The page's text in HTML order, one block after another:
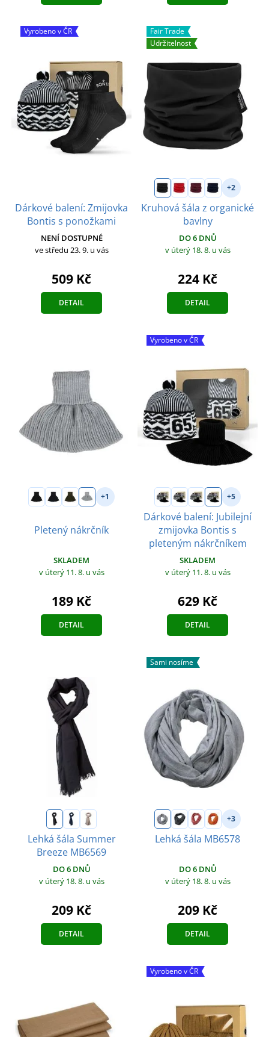
Vyrobeno v ČR
Dárkové balení: Zmijovka
Bontis s ponožkami
NENÍ DOSTUPNÉ
ve středu 23. 9. u vás
509 Kč
DETAIL
Fair Trade
Udržitelnost
+2
Kruhová šála z organické
bavlny
DO 6 DNŮ
v úterý 18. 8. u vás
224 Kč
DETAIL
+1
Pletený nákrčník
SKLADEM
v úterý 11. 8. u vás
189 Kč
DETAIL
Vyrobeno v ČR
+5
Dárkové balení: Jubilejní
zmijovka Bontis s
pleteným nákrčníkem
SKLADEM
v úterý 11. 8. u vás
629 Kč
DETAIL
Lehká šála Summer
Breeze MB6569
DO 6 DNŮ
v úterý 18. 8. u vás
209 Kč
DETAIL
Sami nosíme
+3
Lehká šála MB6578
DO 6 DNŮ
v úterý 18. 8. u vás
209 Kč
DETAIL
Vyrobeno v ČR